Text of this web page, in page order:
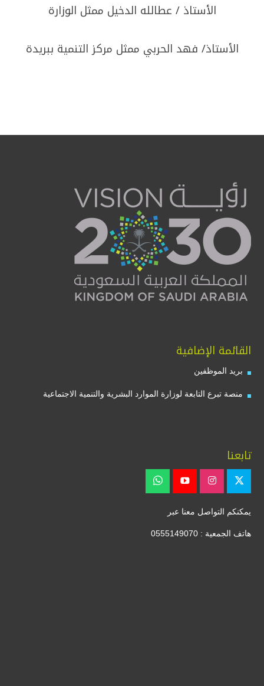
الأستاذ / عطالله الدخيل ممثل الوزارة
الأستاذ/ فهد الحربي ممثل مركز التنمية ببريدة
القائمة الإضافية
بريد الموظفين
منصة تبرع التابعة لوزارة الموارد البشرية والتنمية الاجتماعية
تابعنا
يمكنكم التواصل معنا عبر
هاتف الجمعية : 0555149070